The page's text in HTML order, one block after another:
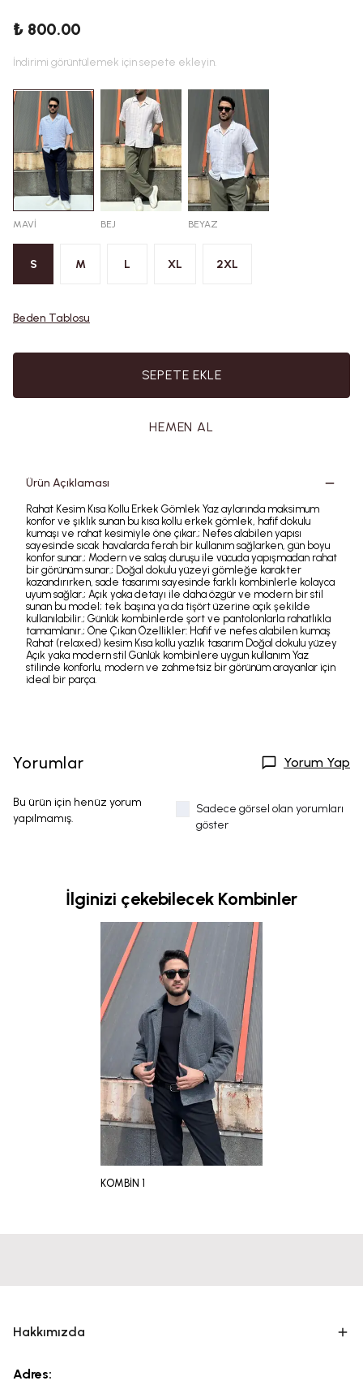
₺ 800.00
İndirimi görüntülemek için sepete ekleyin.
MAVİ BEJ BEYAZ
S M L XL 2XL
Beden Tablosu
SEPETE EKLE
HEMEN AL
Ürün Açıklaması
Rahat Kesim Kısa Kollu Erkek Gömlek Yaz aylarında maksimum
konfor ve şıklık sunan bu kısa kollu erkek gömlek, hafif dokulu
kumaşı ve rahat kesimiyle öne çıkar.; Nefes alabilen yapısı
sayesinde sıcak havalarda ferah bir kullanım sağlarken, gün boyu
konfor sunar.; Modern ve salaş duruşu ile vücuda yapışmadan rahat
bir görünüm sunar.; Doğal dokulu yüzeyi gömleğe karakter
kazandırırken, sade tasarımı sayesinde farklı kombinlerle kolayca
uyum sağlar.; Açık yaka detayı ile daha özgür ve modern bir stil
sunan bu model; tek başına ya da tişört üzerine açık şekilde
kullanılabilir.; Günlük kombinlerde şort ve pantolonlarla rahatlıkla
tamamlanır.; Öne Çıkan Özellikler: Hafif ve nefes alabilen kumaş
Rahat (relaxed) kesim Kısa kollu yazlık tasarım Doğal dokulu yüzey
Açık yaka modern stil Günlük kombinlere uygun kullanım Yaz
stilinde konforlu, modern ve zahmetsiz bir görünüm arayanlar için
ideal bir parça.
Yorumlar Yorum Yap
Bu ürün için henüz yorum
yapılmamış.
Sadece görsel olan yorumları
göster
İlginizi çekebilecek Kombinler
KOMBİN 1
Hakkımızda
Adres: